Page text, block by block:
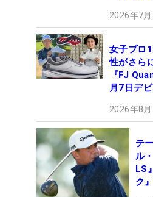
2026年7
女子プロ
性がさら
『FJ
月7日デ
2026年8
テ
ル
LS
ク